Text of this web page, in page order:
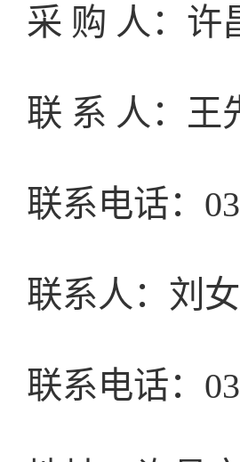
采 购 人：许
联 系 人：
联系电话：
联系人：刘
联系电话：